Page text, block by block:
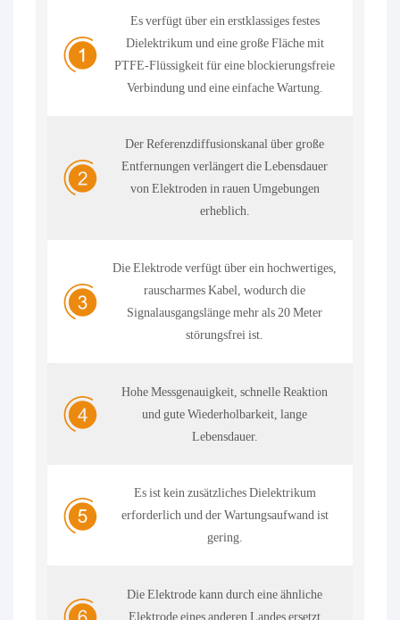
Es verfügt über ein erstklassiges festes
Dielektrikum und eine große Fläche mit
PTFE-Flüssigkeit für eine blockierungsfreie
Verbindung und eine einfache Wartung.
Der Referenzdiffusionskanal über große
Entfernungen verlängert die Lebensdauer
von Elektroden in rauen Umgebungen
erheblich.
Die Elektrode verfügt über ein hochwertiges,
rauscharmes Kabel, wodurch die
Signalausgangslänge mehr als 20 Meter
störungsfrei ist.
Hohe Messgenauigkeit, schnelle Reaktion
und gute Wiederholbarkeit, lange
Lebensdauer.
Es ist kein zusätzliches Dielektrikum
erforderlich und der Wartungsaufwand ist
gering.
Die Elektrode kann durch eine ähnliche
Elektrode eines anderen Landes ersetzt